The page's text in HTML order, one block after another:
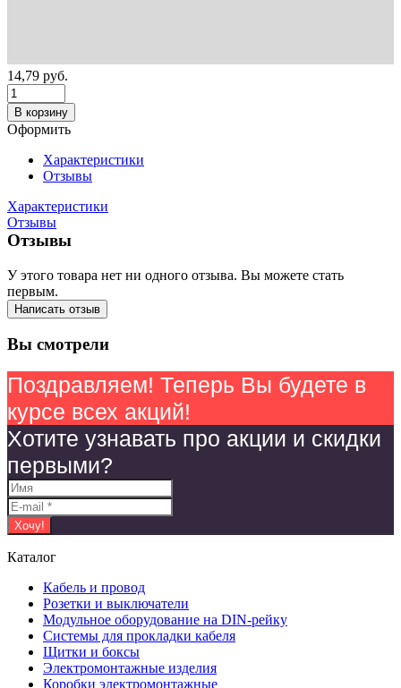
14,79 руб.
В корзину
Оформить
Характеристики
Отзывы
Характеристики
Отзывы
Отзывы
У этого товара нет ни одного отзыва. Вы можете стать
первым.
Написать отзыв
Вы смотрели
Поздравляем! Теперь Вы будете в
курсе всех акций!
Хотите узнавать про акции и скидки
первыми?
Каталог
Кабель и провод
Розетки и выключатели
Модульное оборудование на DIN-рейку
Системы для прокладки кабеля
Щитки и боксы
Электромонтажные изделия
Коробки электромонтажные